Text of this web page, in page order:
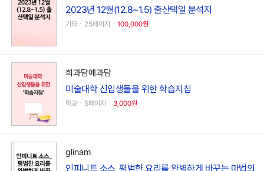
2023년 12월(12.8~1.5) 출산택일 분석지
기타ㆍ25페이지ㆍ 100,000원
희과담예과담
미술대학 신입생들을 위한 학습지침
학교ㆍ5페이지ㆍ 3,000원
glinam
인피니트 소스_평범한 요리를 완벽하게 바꾸는 마법의